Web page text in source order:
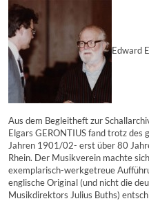
Edward
Aus dem Begleitheft zur
Elgars GERONTIUS fand trotz
Jahren 1901/02- erst über 80
Rhein. Der Musikverein machte
exemplarisch-werkgetreue
englische Original (und nicht die
Musikdirektors Julius Buths)